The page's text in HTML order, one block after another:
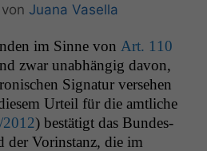
von Juana Vasella
im Sinne von Art. 110
zwar unab­hängig davon,
Sig­natur verse­hen
Urteil für die amtliche
/2012) bestätigt das Bun­des­
der Vorin­stanz, die im